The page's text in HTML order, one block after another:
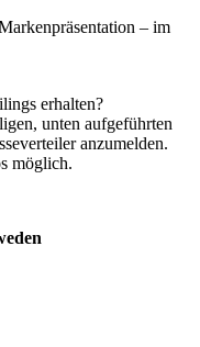
– im
erhalten?
unten aufgeführten
anzumelden.
möglich.